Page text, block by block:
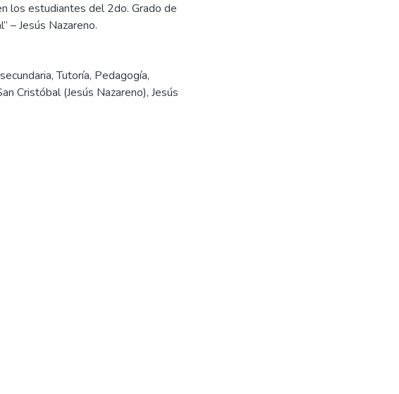
los estudiantes del 2do. Grado de
– Jesús Nazareno.
,Tutoría, Pedagogía,
Cristóbal (Jesús Nazareno), Jesús